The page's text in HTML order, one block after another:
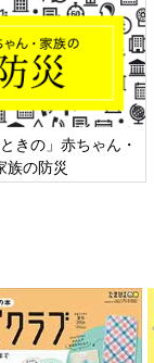
きの」赤ちゃん・
族の防災